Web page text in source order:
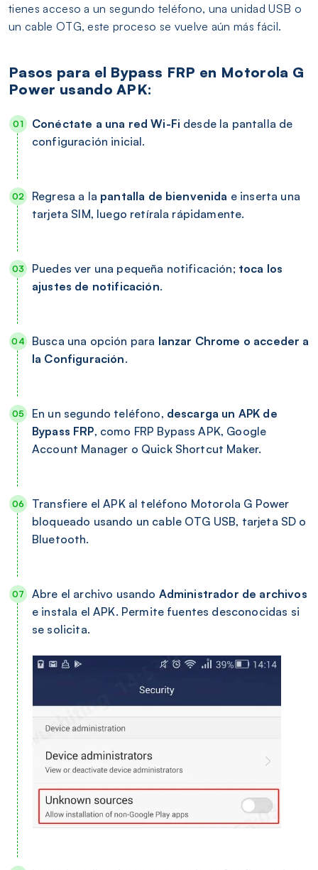
tienes acceso a un segundo teléfono, una unidad USB o
un cable OTG, este proceso se vuelve aún más fácil.
Pasos para el Bypass FRP en Motorola G
Power usando APK:
Conéctate a una red Wi-Fi desde la pantalla de
configuración inicial.
Regresa a la pantalla de bienvenida e inserta una
tarjeta SIM, luego retírala rápidamente.
Puedes ver una pequeña notificación; toca los
ajustes de notificación.
Busca una opción para lanzar Chrome o acceder a
la Configuración.
En un segundo teléfono, descarga un APK de
Bypass FRP, como FRP Bypass APK, Google
Account Manager o Quick Shortcut Maker.
Transfiere el APK al teléfono Motorola G Power
bloqueado usando un cable OTG USB, tarjeta SD o
Bluetooth.
Abre el archivo usando Administrador de archivos
e instala el APK. Permite fuentes desconocidas si
se solicita.